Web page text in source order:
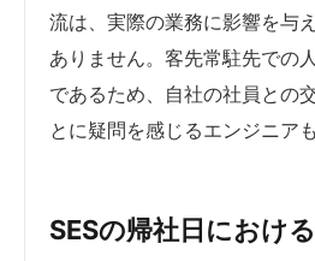
流は、実際の業務に影響を与
ありません。客先常駐先での
であるため、自社の社員との
とに疑問を感じるエンジニア
SESの帰社日におけ